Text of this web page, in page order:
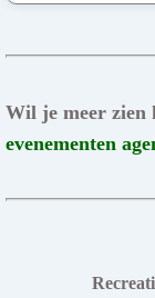
Wil je meer zien
evenementen